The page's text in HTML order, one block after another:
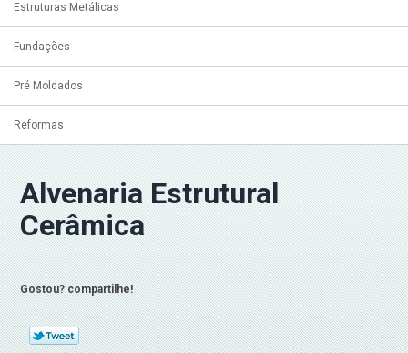
Estruturas Metálicas
Fundações
Pré Moldados
Reformas
Alvenaria Estrutural
Cerâmica
Gostou? compartilhe!